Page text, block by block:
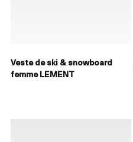
Veste de ski & snowboard
femme LEMENT